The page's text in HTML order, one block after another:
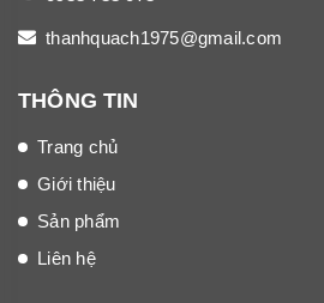
thanhquach1975@gmail.com
THÔNG TIN
Trang chủ
Giới thiệu
Sản phẩm
Liên hệ